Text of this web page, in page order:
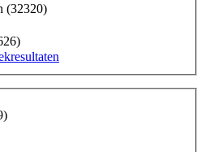
(32320)
(21651)
RIVM (21217)
(15812)
Kinderen